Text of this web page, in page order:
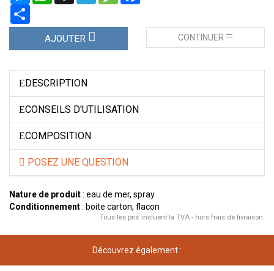
AJOUTER CONTINUER
DESCRIPTION
CONSEILS D'UTILISATION
COMPOSITION
POSEZ UNE QUESTION
Nature de produit: eau de mer, spray
Conditionnement: boite carton, flacon
Tous les prix incluent la TVA - hors frais de livraison.
Découvrez également :